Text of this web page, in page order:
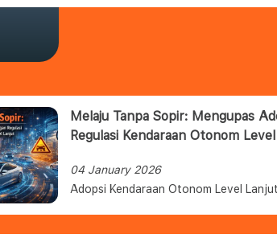
Melaju Tanpa Sopir: Mengupas
Regulasi Kendaraan Otonom
04 January 2026
Adopsi Kendaraan Otonom Level